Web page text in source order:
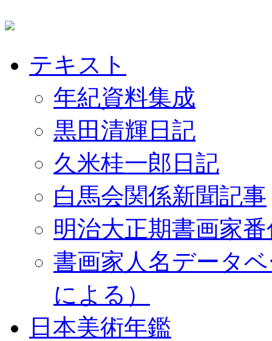
テキスト
年紀資料集成
黒田清輝日記
久米桂一郎日記
白馬会関係新聞記事
明治大正期書画家
書画家人名データ
による）
日本美術年鑑